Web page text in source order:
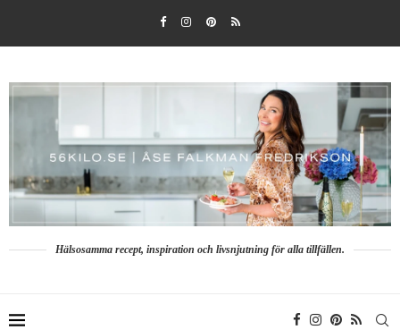
Hälsosamma recept, inspiration och livsnjutning för alla tillfällen.